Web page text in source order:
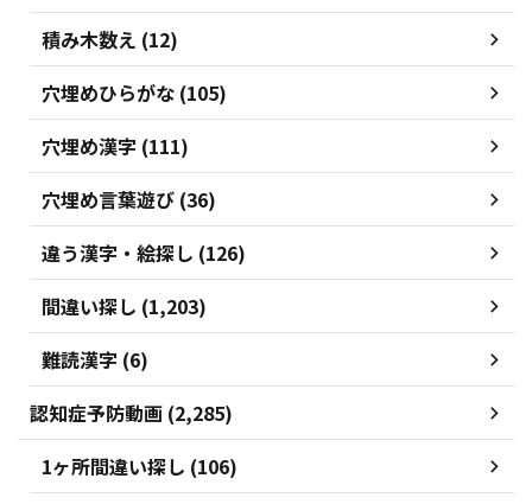
積み木数え (12)
穴埋めひらがな (105)
穴埋め漢字 (111)
穴埋め言葉遊び (36)
違う漢字・絵探し (126)
間違い探し (1,203)
難読漢字 (6)
認知症予防動画 (2,285)
1ヶ所間違い探し (106)